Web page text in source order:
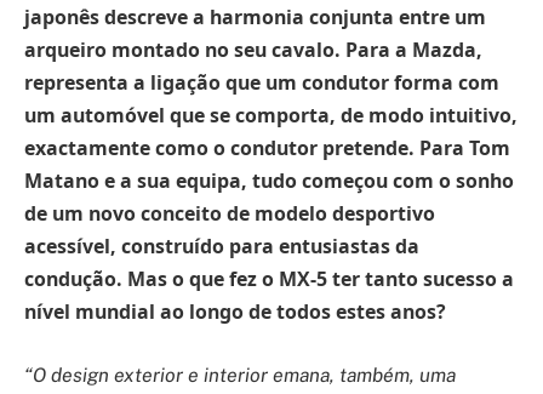
japonês descreve a harmonia conjunta entre um
arqueiro montado no seu cavalo. Para a Mazda,
representa a ligação que um condutor forma com
um automóvel que se comporta, de modo intuitivo,
exactamente como o condutor pretende. Para Tom
Matano e a sua equipa, tudo começou com o sonho
de um novo conceito de modelo desportivo
acessível, construído para entusiastas da
condução. Mas o que fez o MX-5 ter tanto sucesso a
nível mundial ao longo de todos estes anos?
“O design exterior e interior emana, também, uma